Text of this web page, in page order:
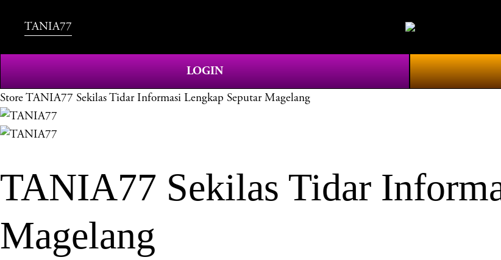
TANIA77
LOGIN
StoreTANIA77 Sekilas Tidar Informasi Lengkap Seputar Magelang
TANIA77 Sekilas Tidar
Magelang